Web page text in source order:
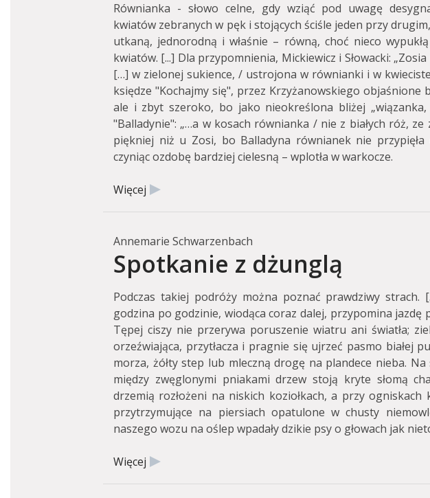
Równianka - słowo celne, gdy wziąć pod uwagę
kwiatów zebranych w pęk i stojących ściśle jeden przy
utkaną, jednorodną i właśnie – równą, choć nieco
kwiatów. [...] Dla przypomnienia, Mickiewicz i Słowacki: „Zosia
[…] w zielonej sukience, / ustrojona w równianki i w
księdze "Kochajmy się", przez Krzyżanowskiego objaśnione
ale i zbyt szeroko, bo jako nieokreślona bliżej „wiązanka,
"Balladynie": „…a w kosach równianka / nie z białych róż, ze
piękniej niż u Zosi, bo Balladyna równianek nie przypięła
czyniąc ozdobę bardziej cielesną – wplotła w warkocze.
Więcej
Annemarie Schwarzenbach
Spotkanie z dżunglą
Podczas takiej podróży można poznać prawdziwy strach.
godzina po godzinie, wiodąca coraz dalej, przypomina jazdę
Tępej ciszy nie przerywa poruszenie wiatru ani światła;
orzeźwiająca, przytłacza i pragnie się ujrzeć pasmo białej
morza, żółty step lub mleczną drogę na plandece nieba. Na
między zwęglonymi pniakami drzew stoją kryte słomą
drzemią rozłożeni na niskich koziołkach, a przy ogniskach
przytrzymujące na piersiach opatulone w chusty
naszego wozu na oślep wpadały dzikie psy o głowach jak
Więcej